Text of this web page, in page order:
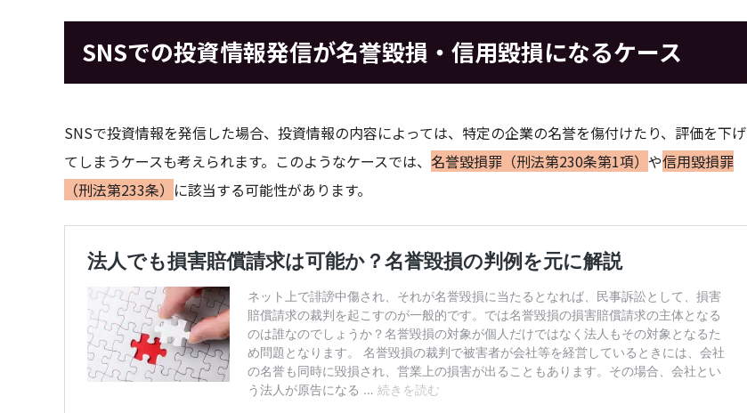
SNSでの投資情報発信が名誉毀損・信用毀損になるケース
SNSで投資情報を発信した場合、投資情報の内容によっては、特定の企業の名誉を傷付けたり、評価を下げ
てしまうケースも考えられます。このようなケースでは、 名誉毀損罪（刑法第230条第1項） や信用毀損罪
（刑法第233条） に該当する可能性があります。